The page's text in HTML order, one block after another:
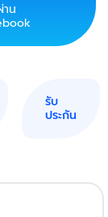
น
รับ
ประกัน